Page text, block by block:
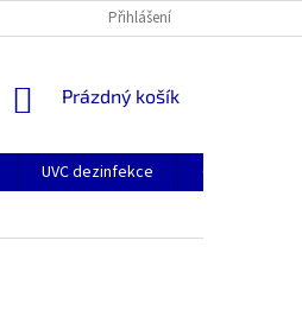
Přihlášení
NÁKUPNÍ
Prázdný košík
UVC dezinfekce O nás